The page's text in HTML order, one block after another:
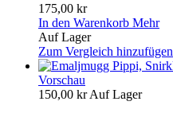
175,00 kr
In den Warenkorb Mehr
Auf Lager
Zum Vergleich hinzufügen
Vorschau
150,00 krAuf Lager